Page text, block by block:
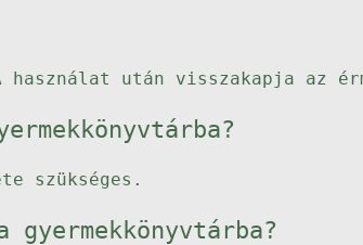
után visszakapja az
szükséges.
gyermekkönyvtárba?